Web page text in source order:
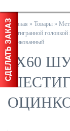
Главная » Товары »
шестигранной головкой
оцинкованный
8Х60